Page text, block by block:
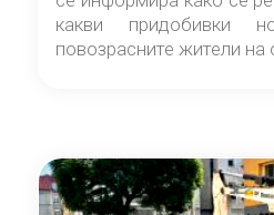
какви придобивки
повозрасните жители на